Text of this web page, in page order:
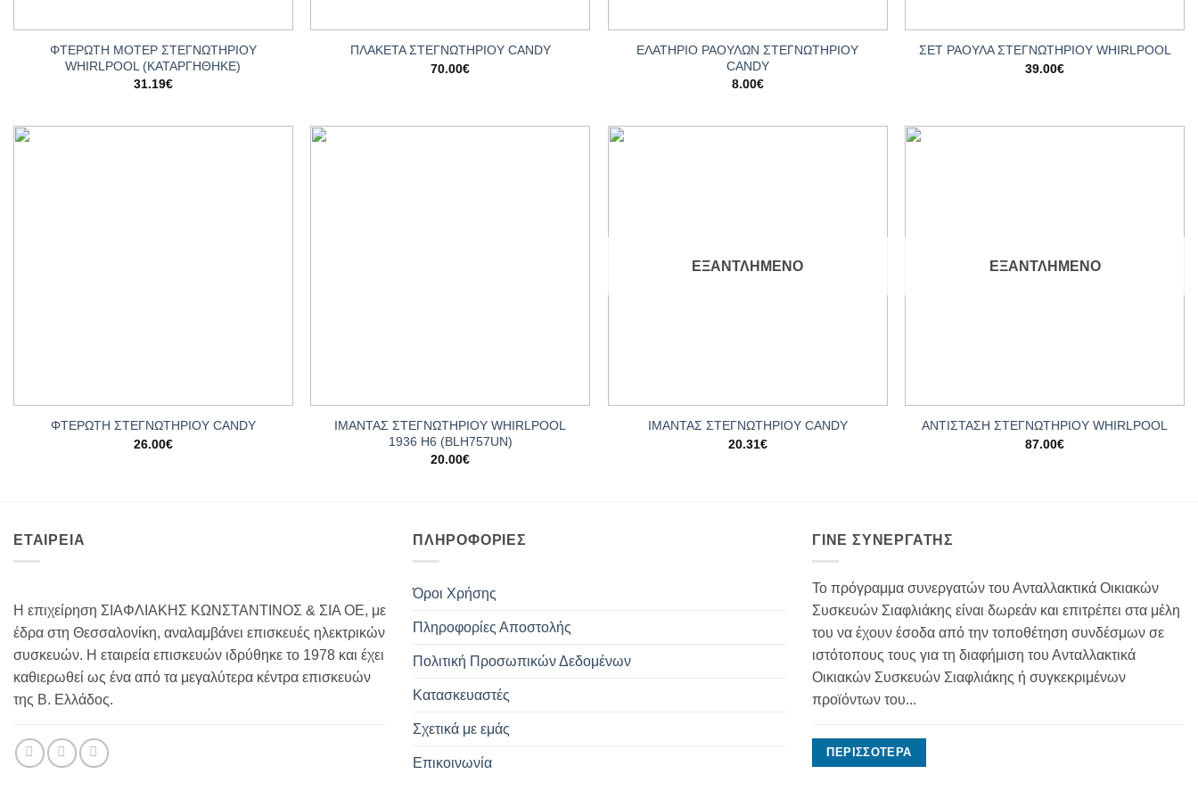
ΦΤΕΡΩΤΗ ΜΟΤΕΡ ΣΤΕΓΝΩΤΗΡΙΟΥ
WHIRLPOOL (ΚΑΤΑΡΓΗΘΗΚΕ)
31.19€
ΠΛΑΚΕΤΑ ΣΤΕΓΝΩΤΗΡΙΟΥ CANDY
70.00€
ΕΛΑΤΗΡΙΟ ΡΑΟΥΛΩΝ ΣΤΕΓΝΩΤΗΡΙΟΥ
CANDY
8.00€
ΣΕΤ ΡΑΟΥΛΑ ΣΤΕΓΝΩΤΗΡΙΟΥ WHIRLPOOL
39.00€
ΦΤΕΡΩΤΗ ΣΤΕΓΝΩΤΗΡΙΟΥ CANDY
26.00€
ΙΜΑΝΤΑΣ ΣΤΕΓΝΩΤΗΡΙΟΥ WHIRLPOOL
1936 H6 (BLH757UN)
20.00€
ΕΞΑΝΤΛΗΜΈΝΟ
ΙΜΑΝΤΑΣ ΣΤΕΓΝΩΤΗΡΙΟΥ CANDY
20.31€
ΕΞΑΝΤΛΗΜΈΝΟ
ΑΝΤΙΣΤΑΣΗ ΣΤΕΓΝΩΤΗΡΙΟΥ WHIRLPOOL
87.00€
ΕΤΑΙΡΕΙΑ
Η επιχείρηση ΣΙΑΦΛΙΑΚΗΣ ΚΩΝΣΤΑΝΤΙΝΟΣ & ΣΙΑ ΟΕ, με
έδρα στη Θεσσαλονίκη, αναλαμβάνει επισκευές ηλεκτρικών
συσκευών. Η εταιρεία επισκευών ιδρύθηκε το 1978 και έχει
καθιερωθεί ως ένα από τα μεγαλύτερα κέντρα επισκευών
της Β. Ελλάδος.
ΠΛΗΡΟΦΟΡΊΕΣ
Όροι Χρήσης
Πληροφορίες Αποστολής
Πολιτική Προσωπικών Δεδομένων
Κατασκευαστές
Σχετικά με εμάς
Επικοινωνία
ΓΊΝΕ ΣΥΝΕΡΓΆΤΗΣ
Το πρόγραμμα συνεργατών του Ανταλλακτικά Οικιακών
Συσκευών Σιαφλιάκης είναι δωρεάν και επιτρέπει στα μέλη
του να έχουν έσοδα από την τοποθέτηση συνδέσμων σε
ιστότοπους τους για τη διαφήμιση του Ανταλλακτικά
Οικιακών Συσκευών Σιαφλιάκης ή συγκεκριμένων
προϊόντων του...
ΠΕΡΙΣΣΌΤΕΡΑ